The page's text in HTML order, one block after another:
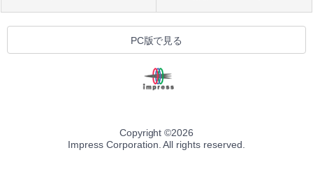
PC版で見る
Copyright ©2026
Impress Corporation. All rights reserved.